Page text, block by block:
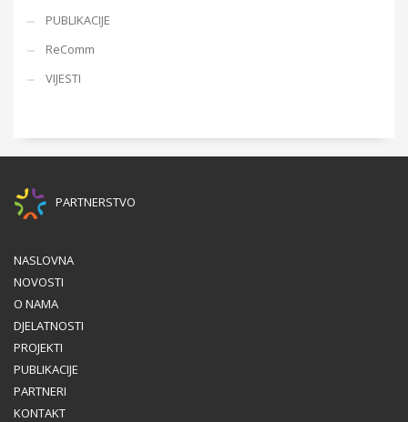
PUBLIKACIJE
ReComm
VIJESTI
PARTNERSTVO
NASLOVNA
NOVOSTI
O NAMA
DJELATNOSTI
PROJEKTI
PUBLIKACIJE
PARTNERI
KONTAKT